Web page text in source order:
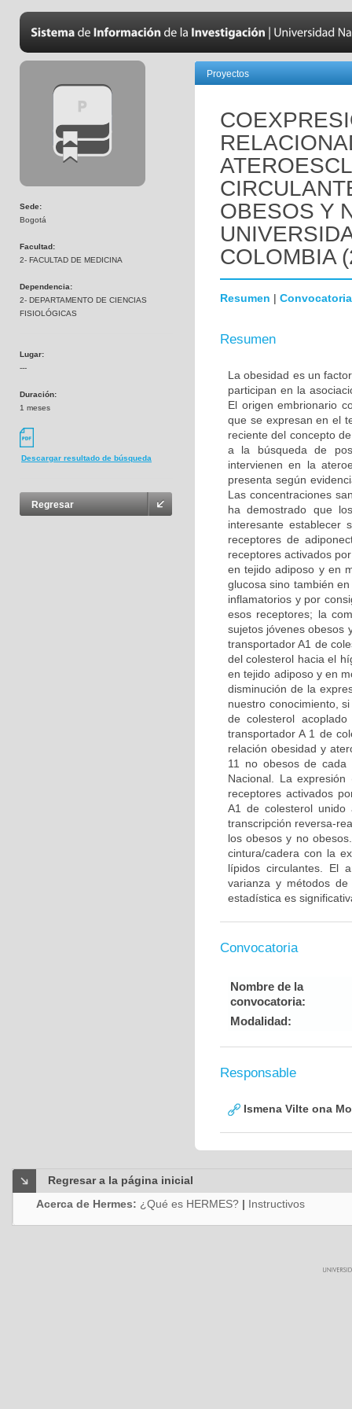
Sede:
Bogotá
Facultad:
2- FACULTAD DE MEDICINA
Dependencia:
2- DEPARTAMENTO DE CIENCIAS
FISIOLÓGICAS
Lugar:
---
Duración:
1 meses
Descargar resultado de búsqueda
Regresar
Proyectos
OBESOS Y
COLOMBIA
Resumen | Convocatoria
Resumen
La obesidad es un
participan en la
El origen embrionario
que se expresan en el
reciente del concepto
a la búsqueda de
intervienen en la
presenta según
Las concentraciones
ha demostrado que
interesante establecer
receptores de
receptores activados
en tejido adiposo y en
glucosa sino también
inflamatorios y por
esos receptores; la
sujetos jóvenes obesos
transportador A1 de
del colesterol hacia el
en tejido adiposo y en
disminución de la
nuestro conocimiento,
de colesterol
transportador A 1 de
relación obesidad y
11 no obesos de
Nacional. La
receptores activados
A1 de colesterol unido
transcripción reversa-
los obesos y no
cintura/cadera con la
lípidos circulantes. El
varianza y métodos
estadística es
Convocatoria
Nombre de la
convocatoria:
Modalidad:
Responsable
Ismena Vilte ona
Regresar a la página inicial
Acerca de Hermes: ¿Qué es HERMES? | Instructivos